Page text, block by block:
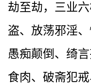
劫至劫，三业
盗、放荡邪淫
愚痴颠倒、绮
食肉、破斋犯